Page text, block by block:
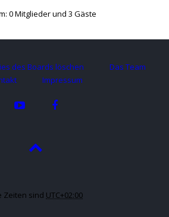
0 Mitglieder und 3 Gäste
des Boards löschen
Das Team
Impressum
Zeiten sind UTC+02:00